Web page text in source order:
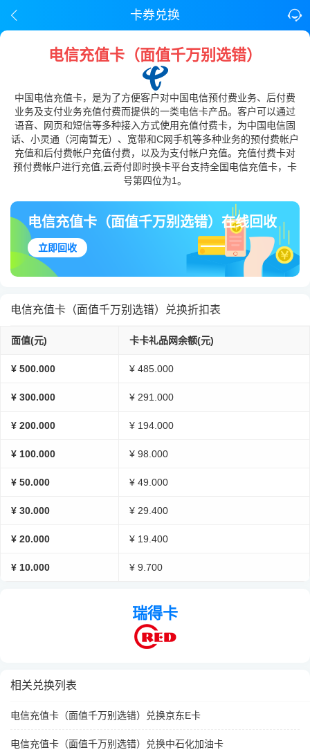
卡券兑换
电信充值卡（面值千万别选错）
中国电信充值卡，是为了方便客户对中国电信预付费业务、后付费
业务及支付业务充值付费而提供的一类电信卡产品。客户可以通过
语音、网页和短信等多种接入方式使用充值付费卡，为中国电信固
话、小灵通（河南暂无）、宽带和C网手机等多种业务的预付费帐户
充值和后付费帐户充值付费，以及为支付帐户充值。充值付费卡对
预付费帐户进行充值,云奇付即时换卡平台支持全国电信充值卡，卡
号第四位为1。
电信充值卡（面值千万别选错）在线回收
立即回收
电信充值卡（面值千万别选错）兑换折扣表
面值(元) 卡卡礼品网余额(元)
¥ 500.000 ¥ 485.000
¥ 300.000 ¥ 291.000
¥ 200.000 ¥ 194.000
¥ 100.000 ¥ 98.000
¥ 50.000 ¥ 49.000
¥ 30.000 ¥ 29.400
¥ 20.000 ¥ 19.400
¥ 10.000 ¥ 9.700
瑞得卡
相关兑换列表
电信充值卡（面值千万别选错）兑换京东E卡
电信充值卡（面值千万别选错）兑换中石化加油卡